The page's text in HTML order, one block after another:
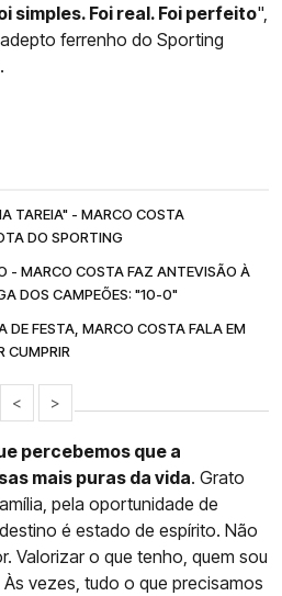
simples. Foi real. Foi perfeito",
ferrenho do Sporting
TAREIA" - MARCO COSTA
DO SPORTING
- MARCO COSTA FAZ ANTEVISÃO À
DOS CAMPEÕES: "10-0"
DE FESTA, MARCO COSTA FALA EM
CUMPRIR
< >
percebemos que a
mais puras da vida. Grato
pela oportunidade de
é estado de espírito. Não
Valorizar o que tenho, quem sou
vezes, tudo o que precisamos